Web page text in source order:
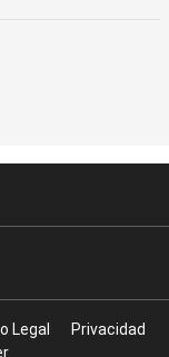
Legal
Privacidad